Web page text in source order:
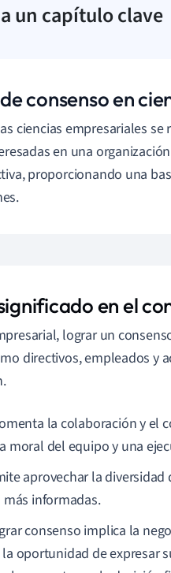
un capítulo clave
consenso en
ciencias empresariales
en una
proporcionando una
en el
lograr un
directivos, empleados y
la colaboración y el
moral del equipo y una
aprovechar la
informadas.
consenso implica la
oportunidad de expresar